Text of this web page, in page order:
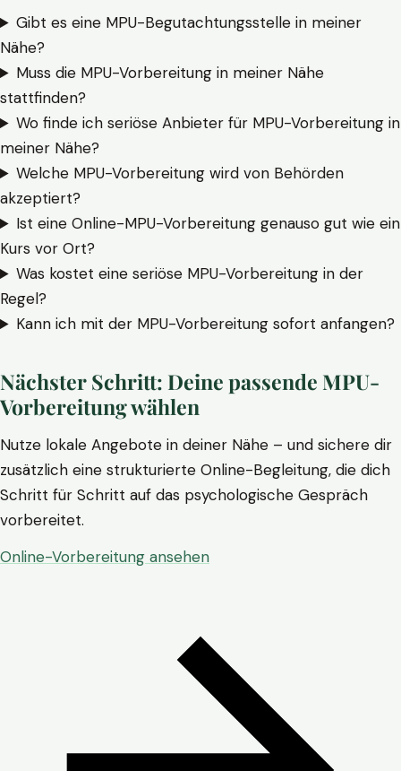
Gibt es eine MPU-Begutachtungsstelle in meiner
Nähe?
Muss die MPU-Vorbereitung in meiner Nähe
stattfinden?
Wo finde ich seriöse Anbieter für MPU-Vorbereitung in
meiner Nähe?
Welche MPU-Vorbereitung wird von Behörden
akzeptiert?
Ist eine Online-MPU-Vorbereitung genauso gut wie ein
Kurs vor Ort?
Was kostet eine seriöse MPU-Vorbereitung in der
Regel?
Kann ich mit der MPU-Vorbereitung sofort anfangen?
Nächster Schritt: Deine passende MPU-
Vorbereitung wählen
Nutze lokale Angebote in deiner Nähe – und sichere dir
zusätzlich eine strukturierte Online-Begleitung, die dich
Schritt für Schritt auf das psychologische Gespräch
vorbereitet.
Online-Vorbereitung ansehen